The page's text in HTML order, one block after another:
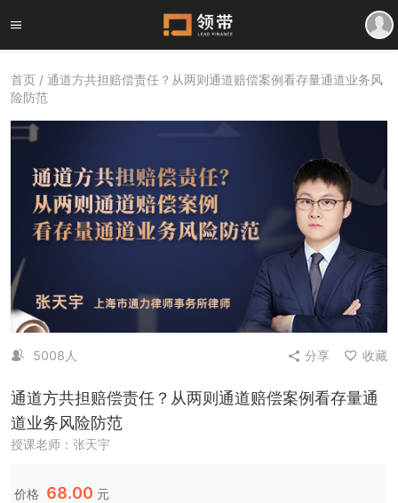
首页 / 通道方共担赔偿责任？从两则通道赔偿案例看存量通道业务风
险防范
5008人 分享 收藏
通道方共担赔偿责任？从两则通道赔偿案例看存量通
道业务风险防范
授课老师：张天宇
价格 68.00 元